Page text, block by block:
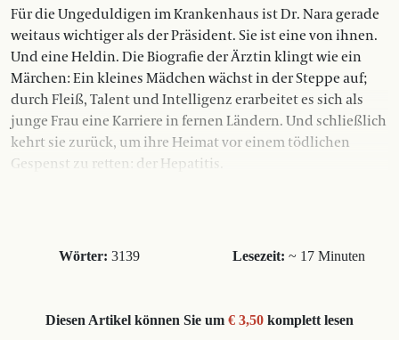
Für die Ungeduldigen im Krankenhaus ist Dr. Nara gerade
weitaus wichtiger als der Präsident. Sie ist eine von ihnen.
Und eine Heldin. Die Biografie der Ärztin klingt wie ein
Märchen: Ein kleines Mädchen wächst in der Steppe auf;
durch Fleiß, Talent und Intelligenz erarbeitet es sich als
junge Frau eine Karriere in fernen Ländern. Und schließlich
kehrt sie zurück, um ihre Heimat vor einem tödlichen
Gespenst zu retten: der Hepatitis.
Wörter: 3139 Lesezeit: ~ 17 Minuten
Diesen Artikel können Sie um € 3,50komplett lesen